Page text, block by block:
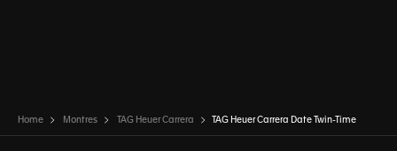
Home Montres TAG Heuer Carrera TAG Heuer Carrera Date Twin-Time